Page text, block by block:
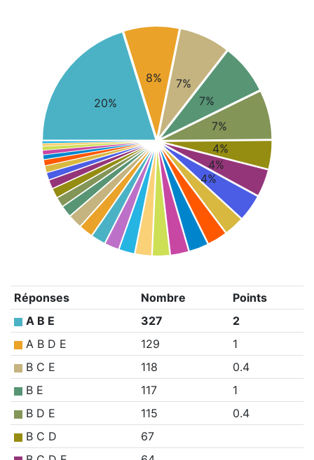
20%
8%
7%
7%
7%
4%
4%
4%
Réponses Nombre
Points
A B E
327
2
A B D E
129
1
B C E
118
0.4
B E
117
1
B D E
115
0.4
B C D
67